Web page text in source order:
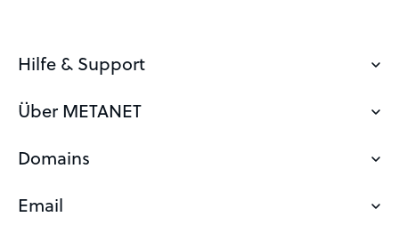
Hilfe & Support
Kontakt
Über METANET
Wieso mit METANET
Zertifizierungen
Domains
Was ist eine Domain?
Email